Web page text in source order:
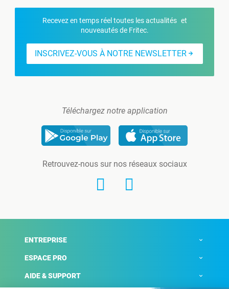
Recevez en temps réel toutes les actualités et
nouveautés de Fritec.
INSCRIVEZ-VOUS À NOTRE NEWSLETTER
Téléchargez notre application
Retrouvez-nous sur nos réseaux sociaux
ENTREPRISE
ESPACE PRO
AIDE & SUPPORT